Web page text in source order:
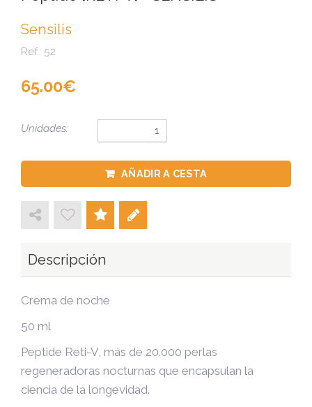
Sensilis
Ref.: 52
65.00
Unidades:
AÑADIR A CESTA
Descripción
Crema de noche
50 ml
Peptide Reti-V, más de 20.000 perlas
regeneradoras nocturnas que encapsulan la
ciencia de la longevidad.